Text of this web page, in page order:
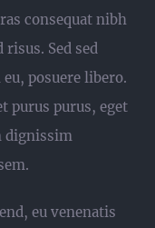
consequat nibh
Sed sed
posuere libero.
purus purus, eget
dignissim
eu venenatis